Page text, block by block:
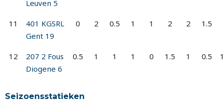
Leuven 5
11
401 KGSRL
Gent 19
0 2 0.5 1 1 2 2 1.5
12
207 2 Fous
Diogene 6
0.5 1 1 1 0 1.5 1 0.5
Seizoensstatieken